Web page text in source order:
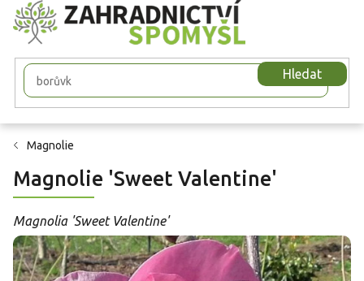
Přejít
na
obsah
Hledat
Magnolie
Magnolie 'Sweet Valentine'
Magnolia 'Sweet Valentine'